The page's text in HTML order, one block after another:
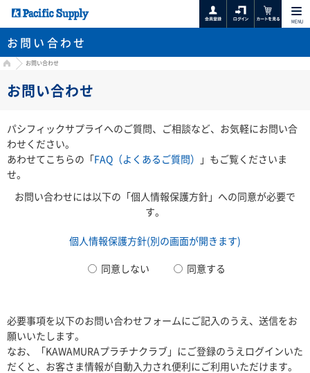
MENU
お問い合わせ
HOMEお問い合わせ
お問い合わせ
パシフィックサプライへのご質問、ご相談など、お気軽にお問い合
わせください。
あわせてこちらの「FAQ（よくあるご質問） 」もご覧くださいま
せ。
お問い合わせには以下の「個人情報保護方針」への同意が必要で
す。
個人情報保護方針(別の画面が開きます)
同意しない
同意する
必要事項を以下のお問い合わせフォームにご記入のうえ、送信をお
願いいたします。
なお、「KAWAMURAプラチナクラブ」にご登録のうえログインいた
だくと、お客さま情報が自動入力され便利にご利用いただけます。